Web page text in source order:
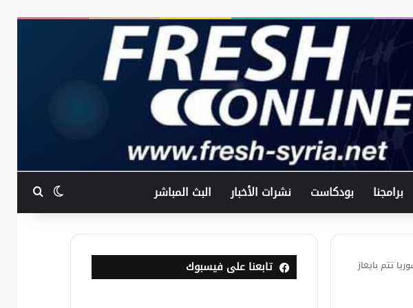
برامجنا بودكاست نشرات الأخبار البث المباشر الوضعبحث
تتم بايعاز
تابعنا على فيسبوك